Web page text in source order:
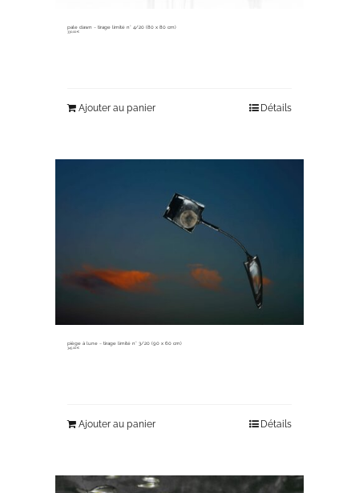
pale dawn ~ tirage limité n° 4/20 (80 x 80 cm)
330,00€
Ajouter au panier Détails
piège à lune ~ tirage limité n° 3/20 (90 x 60 cm)
345,00€
Ajouter au panier Détails